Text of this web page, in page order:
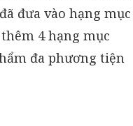
đưa vào hạng mục
4 hạng mục
đa phương tiện